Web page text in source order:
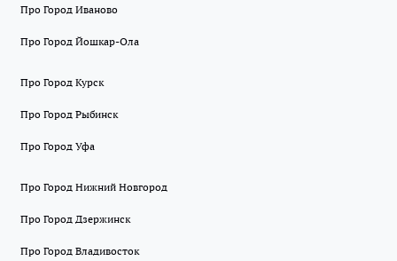
Про Город Иваново
Про Город Йошкар-Ола
Про Город Курск
Про Город Рыбинск
Про Город Уфа
Про Город Нижний Новгород
Про Город Дзержинск
Про Город Владивосток